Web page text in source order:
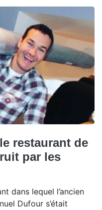
restaurant de
par les
dans lequel l’ancien
Dufour s’était